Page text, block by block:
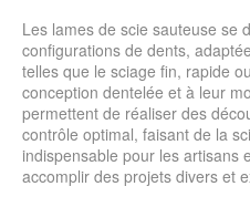
Les lames de scie sauteuse se
configurations de dents,
telles que le sciage fin, rapide
conception dentelée et à leur
permettent de réaliser des
contrôle optimal, faisant de la
indispensable pour les artisans
accomplir des projets divers et